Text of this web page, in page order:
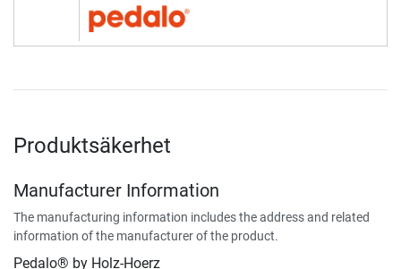
Produktsäkerhet
Manufacturer Information
The manufacturing information includes the address and related
information of the manufacturer of the product.
Pedalo® by Holz-Hoerz